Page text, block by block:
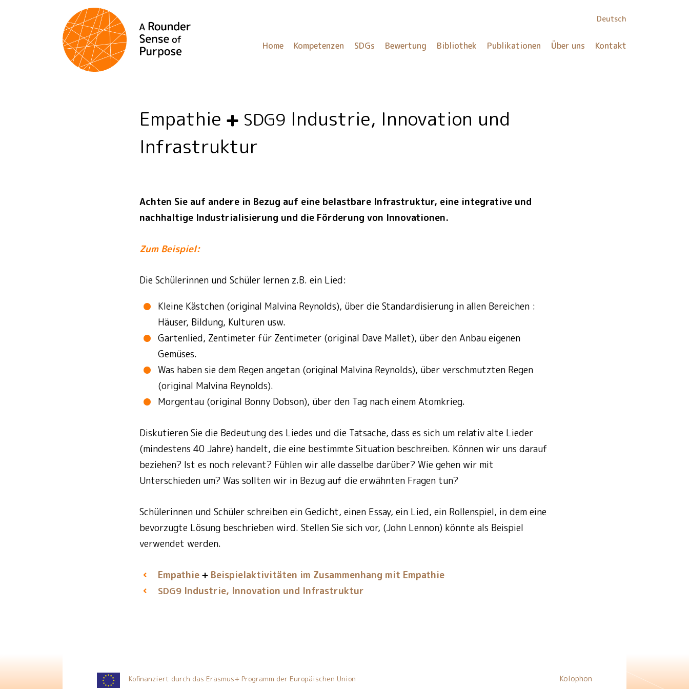
Deutsch
Home Kompetenzen SDGs Bewertung Bibliothek Publikationen Über uns Kontakt
Empathie SDG9 Industrie, Innovation und
Infrastruktur
Achten Sie auf andere in Bezug auf eine belastbare Infrastruktur, eine integrative und
nachhaltige Industrialisierung und die Förderung von Innovationen.
Zum Beispiel:
Die Schülerinnen und Schüler lernen z.B. ein Lied:
Kleine Kästchen (original Malvina Reynolds), über die Standardisierung in allen Bereichen :
Häuser, Bildung, Kulturen usw.
Gartenlied, Zentimeter für Zentimeter (original Dave Mallet), über den Anbau eigenen
Gemüses.
Was haben sie dem Regen angetan (original Malvina Reynolds), über verschmutzten Regen
(original Malvina Reynolds).
Morgentau (original Bonny Dobson), über den Tag nach einem Atomkrieg.
Diskutieren Sie die Bedeutung des Liedes und die Tatsache, dass es sich um relativ alte Lieder
(mindestens 40 Jahre) handelt, die eine bestimmte Situation beschreiben. Können wir uns darauf
beziehen? Ist es noch relevant? Fühlen wir alle dasselbe darüber? Wie gehen wir mit
Unterschieden um? Was sollten wir in Bezug auf die erwähnten Fragen tun?
Schülerinnen und Schüler schreiben ein Gedicht, einen Essay, ein Lied, ein Rollenspiel, in dem eine
bevorzugte Lösung beschrieben wird. Stellen Sie sich vor, (John Lennon) könnte als Beispiel
verwendet werden.
Empathie Beispielaktivitäten im Zusammenhang mit Empathie
SDG9 Industrie, Innovation und Infrastruktur
Kofinanziert durch das Erasmus+ Programm der Europäischen Union Kolophon